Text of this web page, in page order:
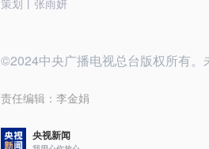
©2024中央广播电视总台版权所有。
责任编辑： 李金娟
央视新闻